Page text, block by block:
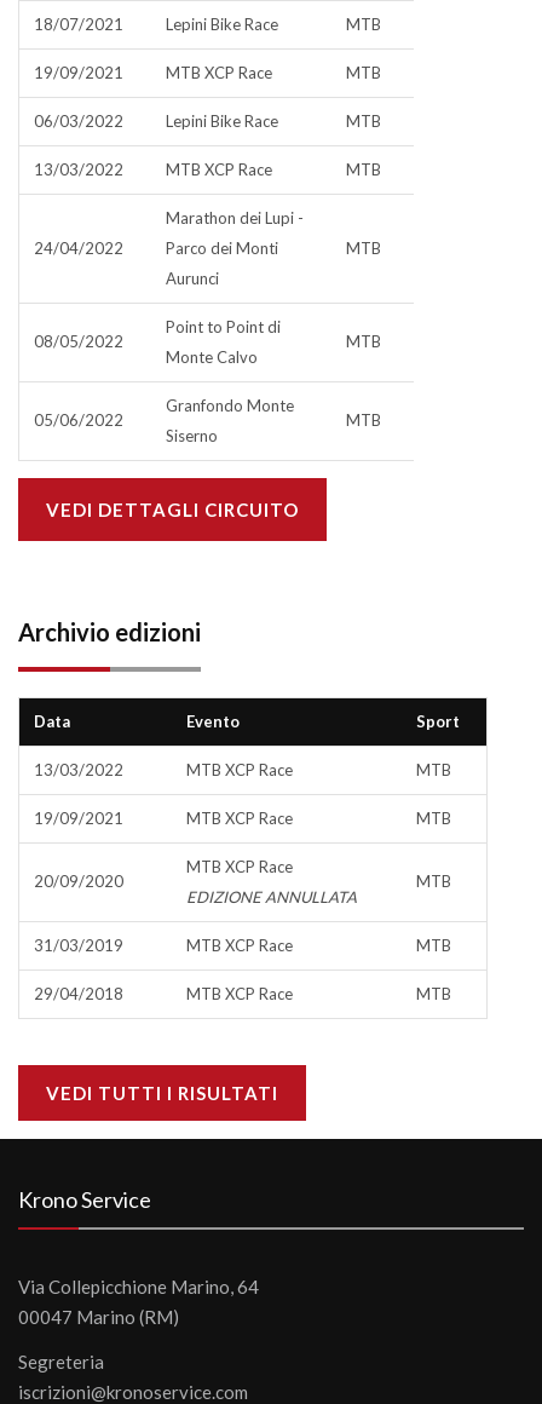
18/07/2021 Lepini Bike Race MTB
19/09/2021 MTB XCP Race MTB
06/03/2022 Lepini Bike Race MTB
13/03/2022 MTB XCP Race MTB
24/04/2022
Marathon dei Lupi -
Parco dei Monti
Aurunci
MTB
08/05/2022
Point to Point di
Monte Calvo
MTB
05/06/2022
Granfondo Monte
Siserno
MTB
VEDI DETTAGLI CIRCUITO
Archivio edizioni
Data Evento Sport
13/03/2022 MTB XCP Race MTB
19/09/2021 MTB XCP Race MTB
20/09/2020
MTB XCP Race
EDIZIONE ANNULLATA
MTB
31/03/2019 MTB XCP Race MTB
29/04/2018 MTB XCP Race MTB
VEDI TUTTI I RISULTATI
Krono Service
Via Collepicchione Marino, 64
00047 Marino (RM)
Segreteria
iscrizioni@kronoservice.com